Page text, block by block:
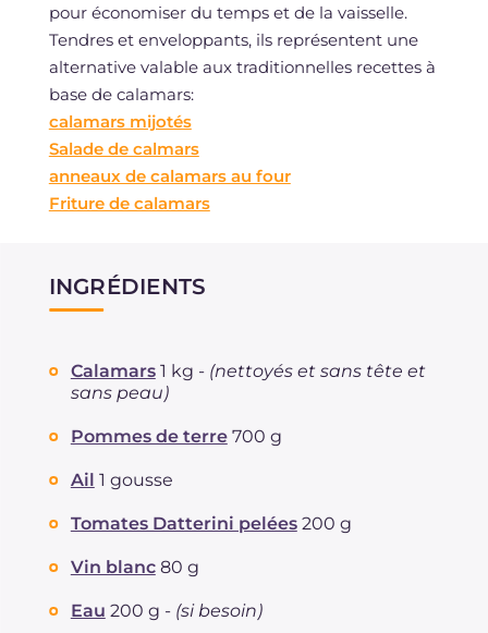
pour économiser du temps et de la vaisselle.
Tendres et enveloppants, ils représentent une
alternative valable aux traditionnelles recettes à
base de calamars:
calamars mijotés
Salade de calmars
anneaux de calamars au four
Friture de calamars
INGRÉDIENTS
Calamars 1 kg - (nettoyés et sans tête et
sans peau)
Pommes de terre 700 g
Ail 1 gousse
Tomates Datterini pelées 200 g
Vin blanc 80 g
Eau 200 g - (si besoin)